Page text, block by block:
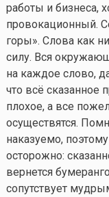
работы и бизнеса,
провокационный.
горы». Слова как
силу. Вся
на каждое слово,
что всё сказанное
плохое, а все
осуществятся.
наказуемо,
осторожно:
вернется
сопутствует